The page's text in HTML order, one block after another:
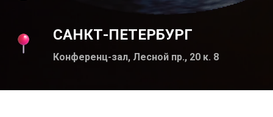
САНКТ-ПЕТЕРБУРГ
Конференц-зал, Лесной пр., 20 к. 8